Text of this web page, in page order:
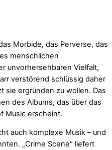
Morbide, das Perverse, das
menschlichen
unvorhersehbaren Vielfalt,
verstörend schlüssig daher
sie ergründen zu wollen. Das
des Albums, das über das
Music erscheint.
auch komplexe Musik – und
„Crime Scene“ liefert